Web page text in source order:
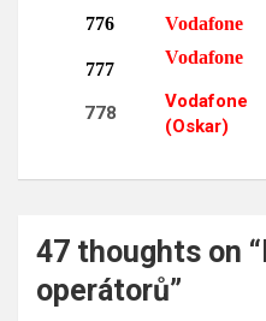
776
Vodafone
777
778
Vodafone
Vodafone
(Oskar)
47 thoughts on “
operátorů”